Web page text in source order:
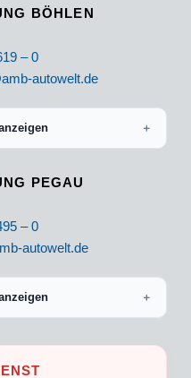
BÖHLEN
– 0
autowelt.de
＋
PEGAU
– 0
autowelt.de
＋